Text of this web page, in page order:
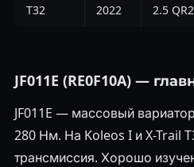
T32
2022
2.5
JF011E (RE0F10A) —
JF011E — массовый
280 Нм. На Koleos I и X-Trail
трансмиссия. Хорошо